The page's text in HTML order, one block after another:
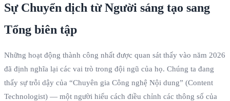
Sự Chuyển dịch từ Người sáng tạo sang
Tổng biên tập
Những hoạt động thành công nhất được quan sát thấy vào năm 2026
đã định nghĩa lại các vai trò trong đội ngũ của họ. Chúng ta đang
thấy sự trỗi dậy của “Chuyên gia Công nghệ Nội dung” (Content
Technologist) — một người hiểu cách điều chỉnh các thông số của